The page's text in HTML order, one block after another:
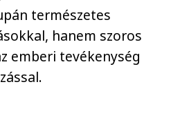
természetes
hanem szoros
emberi tevékenység